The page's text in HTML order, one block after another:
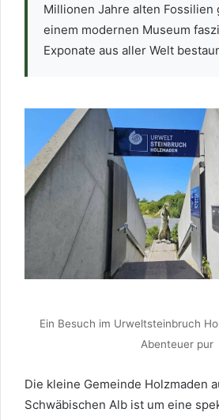
Millionen Jahre alten Fossilien
einem modernen Museum
Exponate aus aller Welt
Ein Besuch im Urweltsteinbruch
Abenteuer pur
Die kleine Gemeinde Holzmaden
Schwäbischen Alb ist um eine